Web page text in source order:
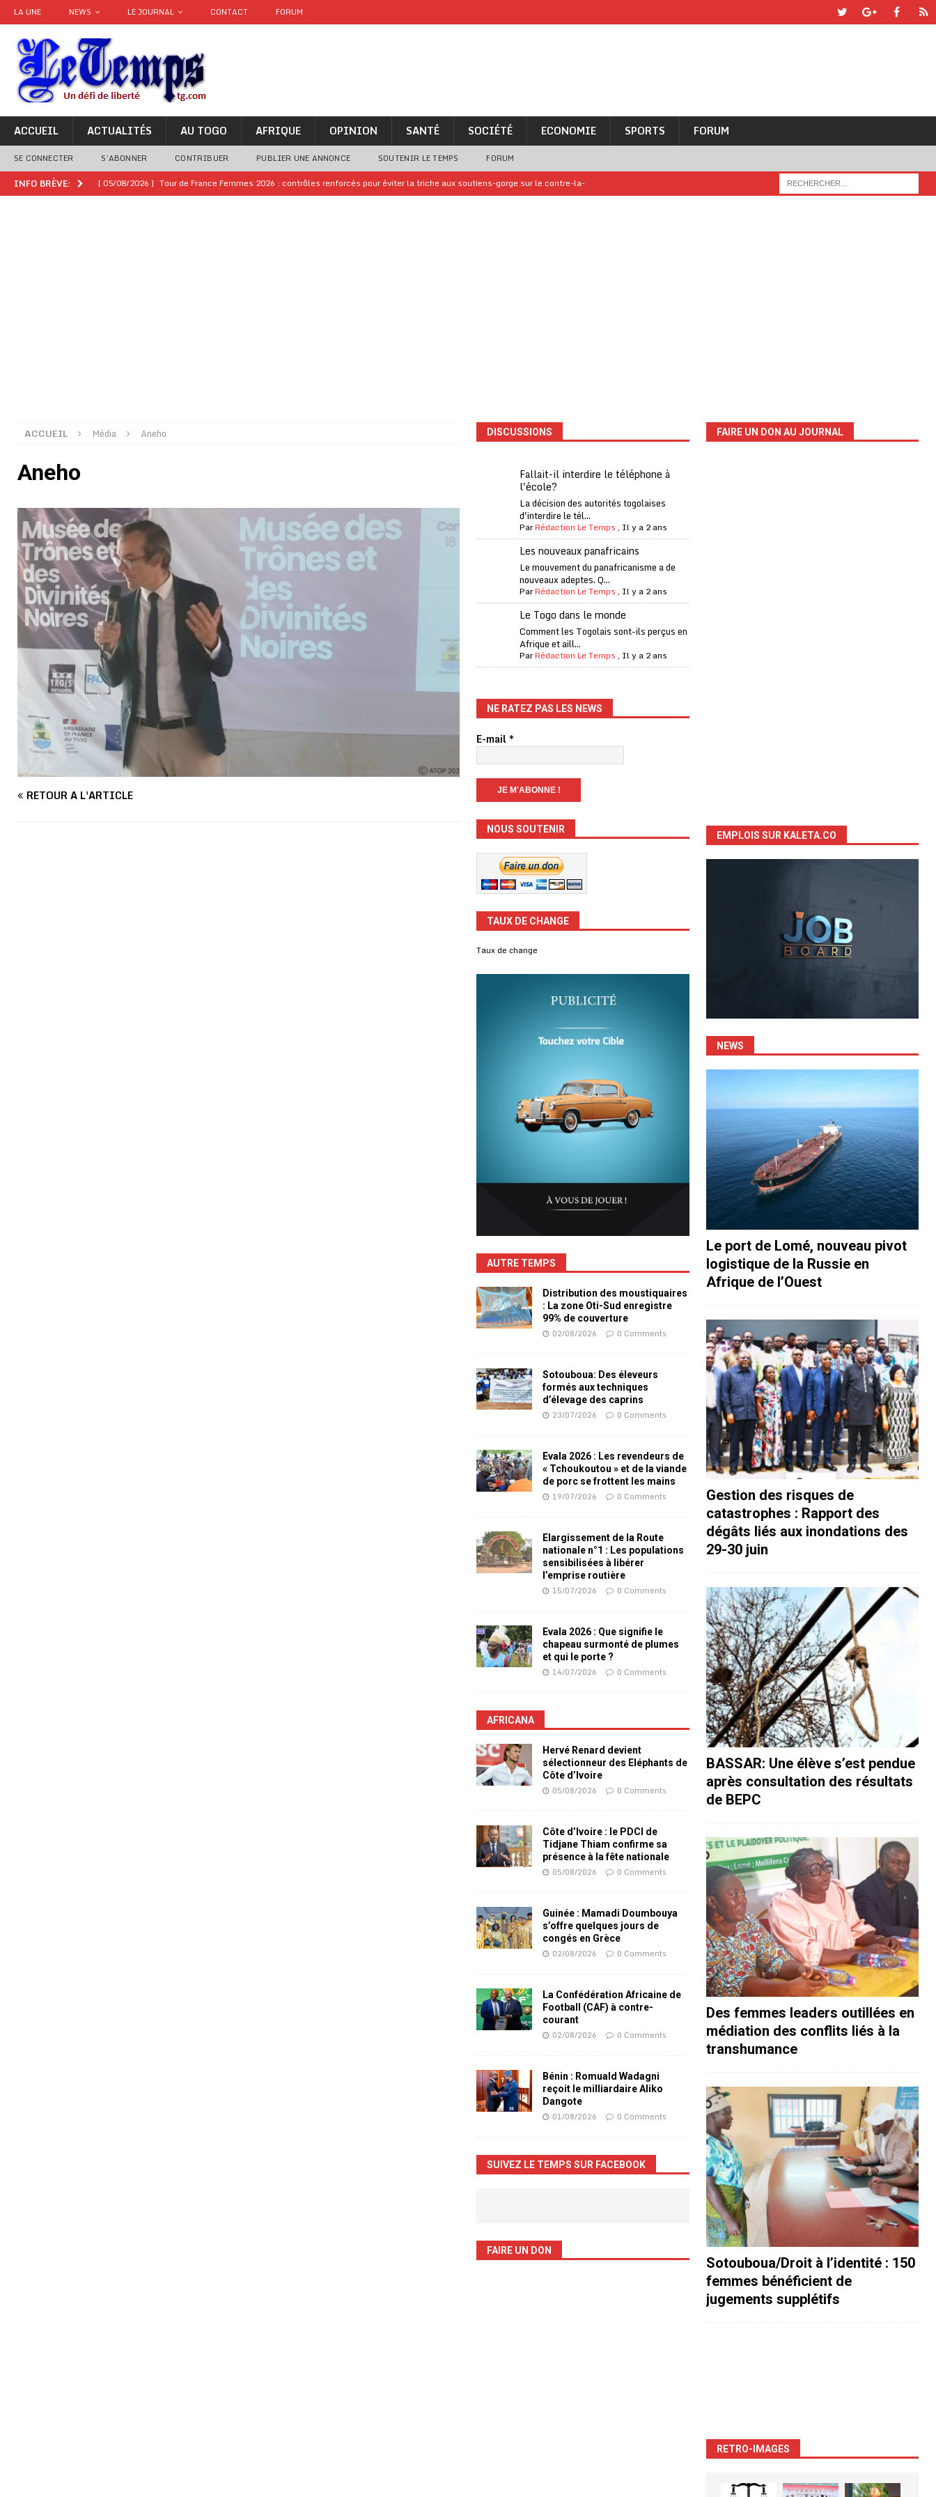
LA UNE NEWS LE JOURNAL CONTACT FORUM
ACCUEIL ACTUALITÉS AU TOGO AFRIQUE OPINION SANTÉ SOCIÉTÉ ECONOMIE SPORTS FORUM
SE CONNECTER S’ABONNER CONTRIBUER PUBLIER UNE ANNONCE SOUTENIR LE TEMPS FORUM
INFO BRÈVE: [ 05/08/2026 ] Tour de France Femmes 2026 : contrôles renforcés pour éviter la triche aux soutiens-gorge sur le contre-la-
Franco Baresi, légendaire défenseur de l’Italie et de l’AC Milan, est mort à 66 ans
A LA UNE
[ 31/07/2026 ]
Projet d’investisseurs à la Fifa: l’UEFA menace à «l’unanimité» d’un boycott des Coupes du monde
BUSINESS
[ 30/07/2026 ] Mali : au moins 19 soldats exécutés, Amnesty International exige une enquête
A LA UNE
[ 05/08/2026 ] Hervé Renard devient sélectionneur des Eléphants de Côte d’Ivoire
ACCUEIL Média Aneho
Aneho
RETOUR À L'ARTICLE
DISCUSSIONS
Fallait-il interdire le téléphone à
l'école?
La décision des autorités togolaises
d'interdire le tél...
ParRédaction Le Temps , Il y a 2 ans
Les nouveaux panafricains
Le mouvement du panafricanisme a de
nouveaux adeptes. Q...
ParRédaction Le Temps , Il y a 2 ans
Le Togo dans le monde
Comment les Togolais sont-ils perçus en
Afrique et aill...
ParRédaction Le Temps , Il y a 2 ans
NE RATEZ PAS LES NEWS
E-mail*
NOUS SOUTENIR
TAUX DE CHANGE
Taux de change
AUTRE TEMPS
Distribution des moustiquaires
: La zone Oti-Sud enregistre
99% de couverture
02/08/2026 0 Comments
Sotouboua: Des éleveurs
formés aux techniques
d’élevage des caprins
23/07/2026 0 Comments
Evala 2026 : Les revendeurs de
« Tchoukoutou » et de la viande
de porc se frottent les mains
19/07/2026 0 Comments
Elargissement de la Route
nationale n°1 : Les populations
sensibilisées à libérer
l’emprise routière
15/07/2026 0 Comments
Evala 2026 : Que signifie le
chapeau surmonté de plumes
et qui le porte ?
14/07/2026 0 Comments
AFRICANA
Hervé Renard devient
sélectionneur des Eléphants de
Côte d’Ivoire
05/08/2026 0 Comments
Côte d’Ivoire : le PDCI de
Tidjane Thiam confirme sa
présence à la fête nationale
05/08/2026 0 Comments
Guinée : Mamadi Doumbouya
s’offre quelques jours de
congés en Grèce
02/08/2026 0 Comments
La Confédération Africaine de
Football (CAF) à contre-
courant
02/08/2026 0 Comments
Bénin : Romuald Wadagni
reçoit le milliardaire Aliko
Dangote
01/08/2026 0 Comments
SUIVEZ LE TEMPS SUR FACEBOOK
FAIRE UN DON
FAIRE UN DON AU JOURNAL
EMPLOIS SUR KALETA.CO
NEWS
Le port de Lomé, nouveau pivot
logistique de la Russie en
Afrique de l’Ouest
Gestion des risques de
catastrophes : Rapport des
dégâts liés aux inondations des
29-30 juin
BASSAR: Une élève s’est pendue
après consultation des résultats
de BEPC
Des femmes leaders outillées en
médiation des conflits liés à la
transhumance
Sotouboua/Droit à l’identité : 150
femmes bénéficient de
jugements supplétifs
RETRO-IMAGES